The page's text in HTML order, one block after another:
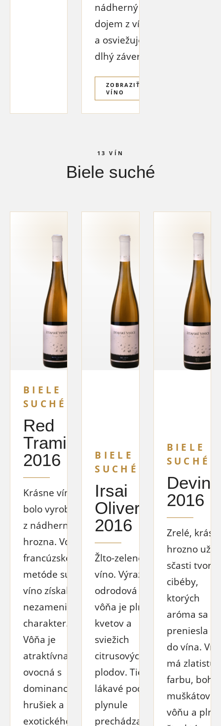
nádherný
dojem z vína
a osviežuje
dlhý záver.
ZOBRAZIŤ
VÍNO
13 VÍN
Biele suché
BIELE
SUCHÉ
Red
Traminer
2016
Krásne víno
bolo vyrobené
z nádherného
hrozna. Vďaka
francúzskej
metóde sur lie
víno získalo
nezameniteľný
charakter.
Vôňa je
atraktívna,
ovocná s
dominanciou
hrušiek a
exotického liči
BIELE
SUCHÉ
Irsai
Oliver
2016
Žlto-zelené
víno. Výrazná
odrodová
vôňa je plná
kvetov a
sviežich
citrusových
plodov. Tieto
lákavé pocity
plynule
prechádzajú
BIELE
SUCHÉ
Devin
2016
Zrelé,
hrozno už
sčasti
cibéby,
ktorých
aróma sa
preniesla aj
do vína.
má zlatistú
farbu,
muškátovú
vôňu a